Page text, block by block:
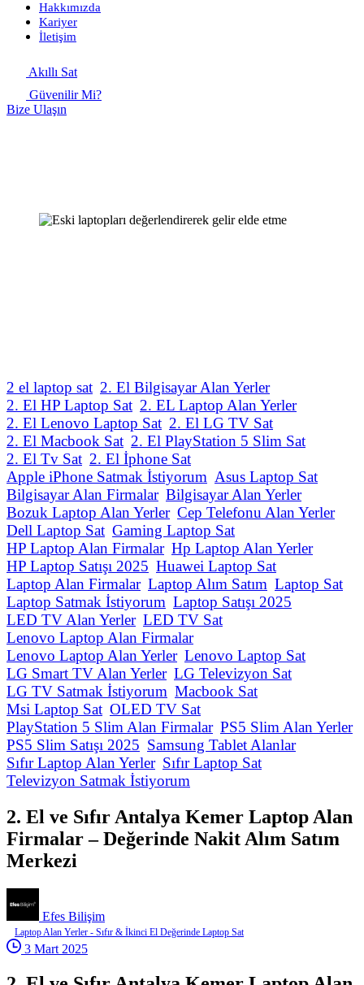
Hakkımızda
Kariyer
İletişim
Akıllı Sat
Güvenilir Mi?
Bize Ulaşın
2 el laptop sat 2. El Bilgisayar Alan Yerler
2. El HP Laptop Sat 2. EL Laptop Alan Yerler
2. El Lenovo Laptop Sat 2. El LG TV Sat
2. El Macbook Sat 2. El PlayStation 5 Slim Sat
2. El Tv Sat 2. El İphone Sat
Apple iPhone Satmak İstiyorum Asus Laptop Sat
Bilgisayar Alan Firmalar Bilgisayar Alan Yerler
Bozuk Laptop Alan Yerler Cep Telefonu Alan Yerler
Dell Laptop Sat Gaming Laptop Sat
HP Laptop Alan Firmalar Hp Laptop Alan Yerler
HP Laptop Satışı 2025 Huawei Laptop Sat
Laptop Alan Firmalar Laptop Alım Satım Laptop Sat
Laptop Satmak İstiyorum Laptop Satışı 2025
LED TV Alan Yerler LED TV Sat
Lenovo Laptop Alan Firmalar
Lenovo Laptop Alan Yerler Lenovo Laptop Sat
LG Smart TV Alan Yerler LG Televizyon Sat
LG TV Satmak İstiyorum Macbook Sat
Msi Laptop Sat OLED TV Sat
PlayStation 5 Slim Alan Firmalar PS5 Slim Alan Yerler
PS5 Slim Satışı 2025 Samsung Tablet Alanlar
Sıfır Laptop Alan Yerler Sıfır Laptop Sat
Televizyon Satmak İstiyorum
2. El ve Sıfır Antalya Kemer Laptop Alan
Firmalar – Değerinde Nakit Alım Satım
Merkezi
Efes Bilişim
Laptop Alan Yerler - Sıfır & İkinci El Değerinde Laptop Sat
3 Mart 2025